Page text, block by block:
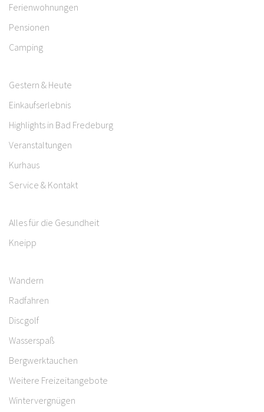
Ferienwohnungen
Pensionen
Camping
Gestern & Heute
Einkaufserlebnis
Highlights in Bad Fredeburg
Veranstaltungen
Kurhaus
Service & Kontakt
Alles für die Gesundheit
Kneipp
Wandern
Radfahren
Discgolf
Wasserspaß
Bergwerktauchen
Weitere Freizeitangebote
Wintervergnügen